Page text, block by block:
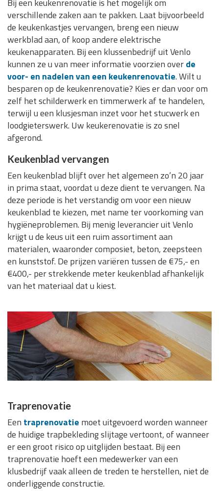
verschillende zaken aan te pakken. Laat bijvoorbeeld
de keukenkastjes vervangen, breng een nieuw
werkblad aan, of koop andere elektrische
keukenapparaten. Bij een klussenbedrijf uit Venlo
kunnen ze u van meer informatie voorzien overde
voor- en nadelen van een keukenrenovatie. Wilt u
besparen op de keukenrenovatie? Kies er dan voor om
zelf het schilderwerk en timmerwerk af te handelen,
terwijl u een klusjesman inzet voor het stucwerk en
loodgieterswerk. Uw keukerenovatie is zo snel
afgerond.
Keukenblad vervangen
Een keukenblad blijft over het algemeen zo’n 20 jaar
in prima staat, voordat u deze dient te vervangen. Na
deze periode is het verstandig om voor een nieuw
keukenblad te kiezen, met name ter voorkoming van
hygiëneproblemen. Bij menig leverancier uit Venlo
krijgt u de keus uit een ruim assortiment aan
materialen, waaronder composiet, beton, zeepsteen
en kunststof. De prijzen variëren tussen de €75,- en
€400,- per strekkende meter keukenblad afhankelijk
van het materiaal dat u kiest.
Traprenovatie
Een traprenovatie moet uitgevoerd worden wanneer
de huidige trapbekleding slijtage vertoont, of wanneer
er een groot risico op uitglijden bestaat. Bij een
traprenovatie hoeft een medewerker van een
klusbedrijf vaak alleen de treden te herstellen, niet de
onderliggende constructie.